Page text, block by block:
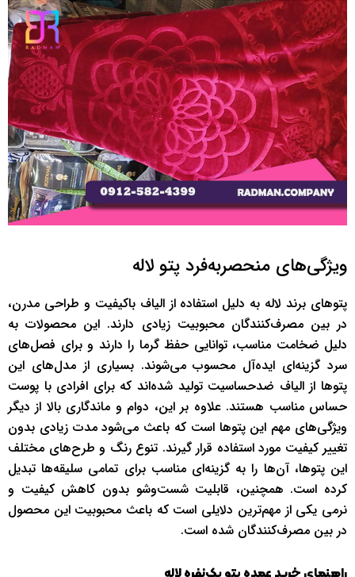
ویژگی‌های منحصربه‌فرد پتو لاله
پتوهای برند لاله به دلیل استفاده از الیاف باکیفیت و طراحی مدرن،
در بین مصرف‌کنندگان محبوبیت زیادی دارند. این محصولات به
دلیل ضخامت مناسب، توانایی حفظ گرما را دارند و برای فصل‌های
سرد گزینه‌ای ایده‌آل محسوب می‌شوند. بسیاری از مدل‌های این
پتوها از الیاف ضدحساسیت تولید شده‌اند که برای افرادی با پوست
حساس مناسب هستند. علاوه بر این، دوام و ماندگاری بالا از دیگر
ویژگی‌های مهم این پتوها است که باعث می‌شود مدت زیادی بدون
تغییر کیفیت مورد استفاده قرار گیرند. تنوع رنگ و طرح‌های مختلف
این پتوها، آن‌ها را به گزینه‌ای مناسب برای تمامی سلیقه‌ها تبدیل
کرده است. همچنین، قابلیت شست‌وشو بدون کاهش کیفیت و
نرمی یکی از مهم‌ترین دلایلی است که باعث محبوبیت این محصول
در بین مصرف‌کنندگان شده است.